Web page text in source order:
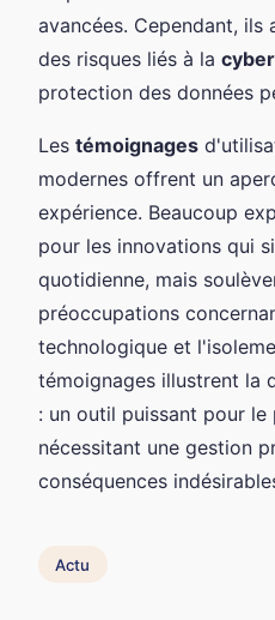
avancées. Cependant, ils
des risques liés à la
protection des données
Les témoignages
modernes offrent un
expérience. Beaucoup
pour les innovations qui
quotidienne, mais
préoccupations
technologique et
témoignages illustrent la
: un outil puissant pour le
nécessitant une gestion
conséquences
Actu